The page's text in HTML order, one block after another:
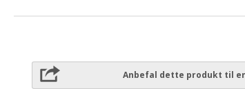
Anbefal dette produkt til